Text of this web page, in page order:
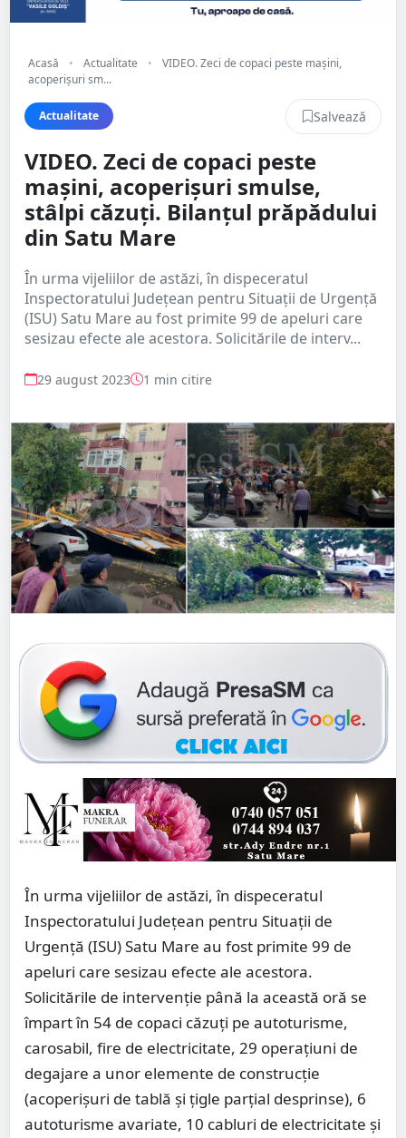
Acasă • Actualitate •
VIDEO. Zeci de copaci peste mașini,
acoperișuri sm...
Actualitate Salvează
VIDEO. Zeci de copaci peste
mașini, acoperișuri smulse,
stâlpi căzuți. Bilanțul prăpădului
din Satu Mare
În urma vijeliilor de astăzi, în dispeceratul
Inspectoratului Județean pentru Situații de Urgență
(ISU) Satu Mare au fost primite 99 de apeluri care
sesizau efecte ale acestora. Solicitările de interv...
29 august 2023 1 min citire
În urma vijeliilor de astăzi, în dispeceratul
Inspectoratului Județean pentru Situații de
Urgență (ISU) Satu Mare au fost primite 99 de
apeluri care sesizau efecte ale acestora.
Solicitările de intervenție până la această oră se
împart în 54 de copaci căzuți pe autoturisme,
carosabil, fire de electricitate, 29 operațiuni de
degajare a unor elemente de construcție
(acoperișuri de tablă și țigle parțial desprinse), 6
autoturisme avariate, 10 cabluri de electricitate și